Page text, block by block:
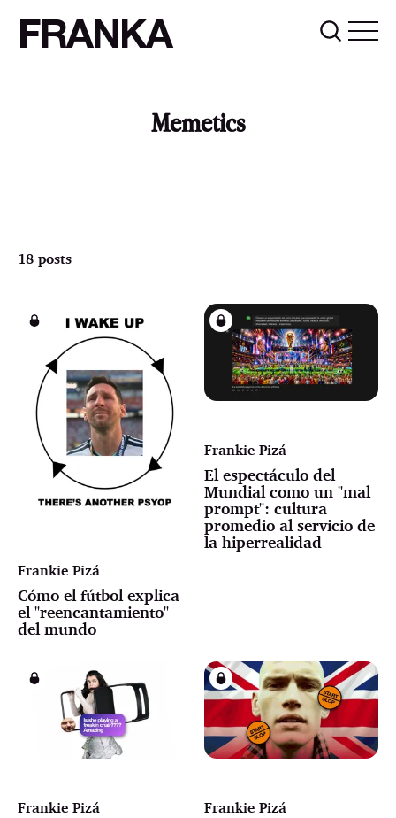
FRANKA
Memetics
18 posts
Frankie Pizá
Cómo el fútbol explica
el "reencantamiento"
del mundo
Frankie Pizá
El espectáculo del
Mundial como un "mal
prompt": cultura
promedio al servicio de
la hiperrealidad
Frankie Pizá Frankie Pizá